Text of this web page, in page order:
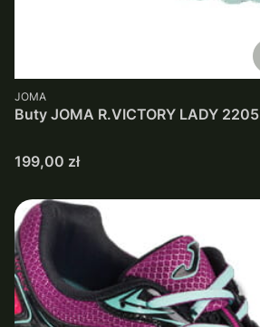
PRODUCENT
JOMA
Buty JOMA R.VICTORY LADY 2205
Cena
199,00 zł